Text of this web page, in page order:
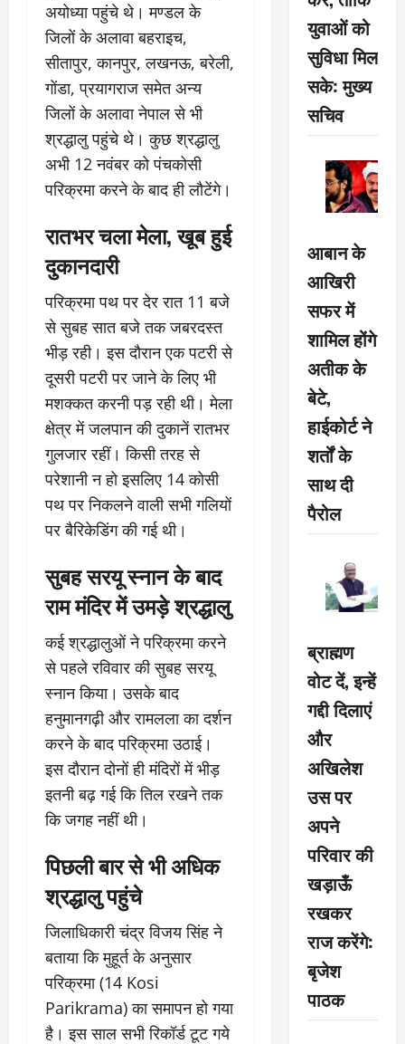
अयोध्या पहुंचे थे। मण्डल के
जिलों के अलावा बहराइच,
सीतापुर, कानपुर, लखनऊ, बरेली,
गोंडा, प्रयागराज समेत अन्य
जिलों के अलावा नेपाल से भी
श्रद्धालु पहुंचे थे। कुछ श्रद्धालु
अभी 12 नवंबर को पंचकोसी
परिक्रमा करने के बाद ही लौटेंगे।
रातभर चला मेला, खूब हुई
दुकानदारी
परिक्रमा पथ पर देर रात 11 बजे
से सुबह सात बजे तक जबरदस्त
भीड़ रही। इस दौरान एक पटरी से
दूसरी पटरी पर जाने के लिए भी
मशक्कत करनी पड़ रही थी। मेला
क्षेत्र में जलपान की दुकानें रातभर
गुलजार रहीं। किसी तरह से
परेशानी न हो इसलिए 14 कोसी
पथ पर निकलने वाली सभी गलियों
पर बैरिकेडिंग की गई थी।
सुबह सरयू स्नान के बाद
राम मंदिर में उमड़े श्रद्धालु
कई श्रद्धालुओं ने परिक्रमा करने
से पहले रविवार की सुबह सरयू
स्नान किया। उसके बाद
हनुमानगढ़ी और रामलला का दर्शन
करने के बाद परिक्रमा उठाई।
इस दौरान दोनों ही मंदिरों में भीड़
इतनी बढ़ गई कि तिल रखने तक
कि जगह नहीं थी।
पिछली बार से भी अधिक
श्रद्धालु पहुंचे
जिलाधिकारी चंद्र विजय सिंह ने
बताया कि मुहूर्त के अनुसार
परिक्रमा (14 Kosi
Parikrama) का समापन हो गया
है। इस साल सभी रिकॉर्ड टूट गये
युवाओं को
सुविधा मिल
सके: मुख्य
सचिव
आबान के
आखिरी
सफर में
शामिल होंगे
अतीक के
बेटे,
हाईकोर्ट ने
शर्तों के
साथ दी
पैरोल
ब्राह्मण
वोट दें, इन्हें
गद्दी दिलाएं
और
अखिलेश
उस पर
अपने
परिवार की
खड़ाऊँ
रखकर
राज करेंगे:
बृजेश
पाठक